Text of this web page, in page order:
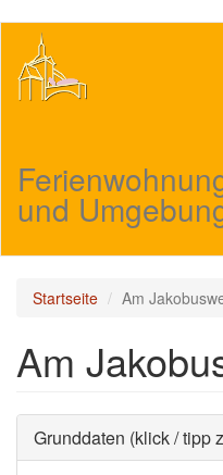
Inhalt
und
Startseite Am
Am
Ausblenden
Grunddaten (klick / tipp